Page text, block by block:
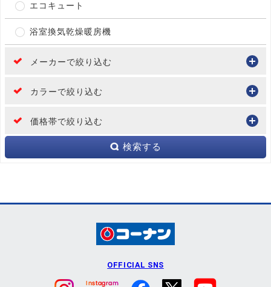
エコキュート
浴室換気乾燥暖房機
メーカーで絞り込む
カラーで絞り込む
価格帯で絞り込む
検索する
OFFICIAL SNS